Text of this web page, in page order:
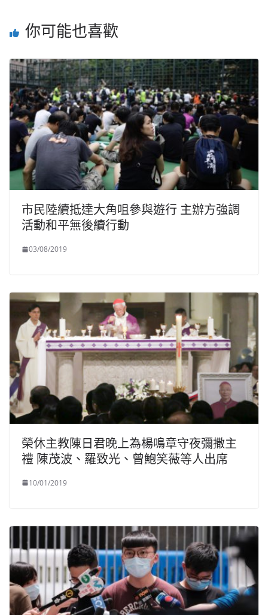
你可能也喜歡
市民陸續抵達大角咀參與遊行 主辦方強調
活動和平無後續行動
03/08/2019
榮休主教陳日君晚上為楊鳴章守夜彌撒主
禮 陳茂波、羅致光、曾鮑笑薇等人出席
10/01/2019